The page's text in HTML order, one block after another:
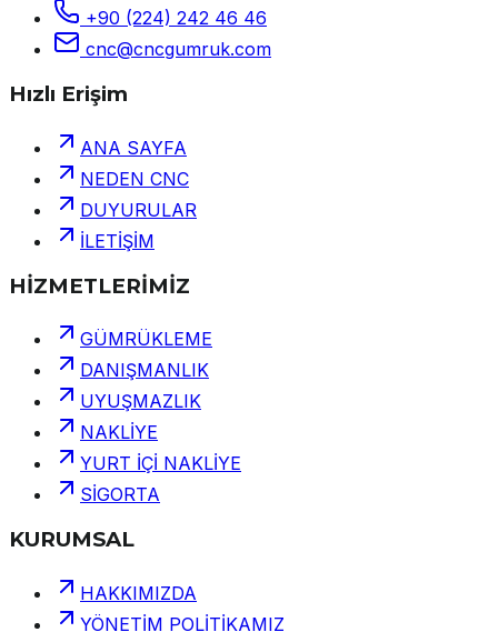
+90 (224) 242 46 46
cnc@cncgumruk.com
Hızlı Erişim
ANA SAYFA
NEDEN CNC
DUYURULAR
İLETİŞİM
HİZMETLERİMİZ
GÜMRÜKLEME
DANIŞMANLIK
UYUŞMAZLIK
NAKLİYE
YURT İÇİ NAKLİYE
SİGORTA
KURUMSAL
HAKKIMIZDA
YÖNETİM POLİTİKAMIZ